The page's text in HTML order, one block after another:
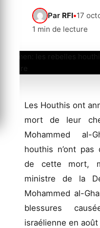
Par RFI•17
1 min de lecture
Les Houthis ont
mort de leur
Mohammed al-
houthis n’ont pas
de cette mort,
ministre de la
Mohammed al-
blessures
israélienne en